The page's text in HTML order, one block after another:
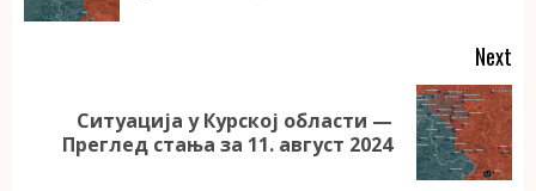
Next
post:
Ситуација у Курској области —
Преглед стања за 11. август 2024